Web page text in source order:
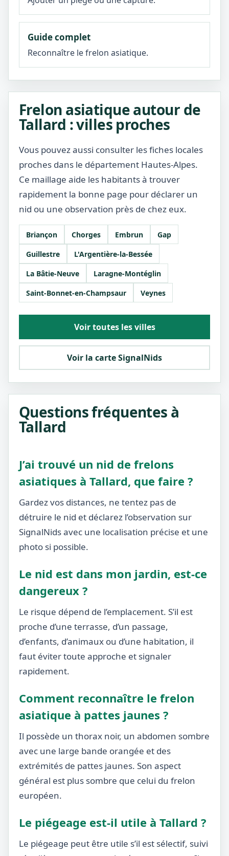
Guide complet
Reconnaître le frelon asiatique.
Frelon asiatique autour de
Tallard : villes proches
Vous pouvez aussi consulter les fiches locales
proches dans le département Hautes-Alpes.
Ce maillage aide les habitants à trouver
rapidement la bonne page pour déclarer un
nid ou une observation près de chez eux.
Briançon Chorges Embrun
Gap
Guillestre
L'Argentière-la-Bessée
La Bâtie-Neuve
Laragne-Montéglin
Saint-Bonnet-en-Champsaur
Veynes
Voir toutes les villes
Voir la carte SignalNids
Questions fréquentes à
Tallard
J’ai trouvé un nid de frelons
asiatiques à Tallard, que faire ?
Gardez vos distances, ne tentez pas de
détruire le nid et déclarez l’observation sur
SignalNids avec une localisation précise et une
photo si possible.
Le nid est dans mon jardin, est-ce
dangereux ?
Le risque dépend de l’emplacement. S’il est
proche d’une terrasse, d’un passage,
d’enfants, d’animaux ou d’une habitation, il
faut éviter toute approche et signaler
rapidement.
Comment reconnaître le frelon
asiatique à pattes jaunes ?
Il possède un thorax noir, un abdomen sombre
avec une large bande orangée et des
extrémités de pattes jaunes. Son aspect
général est plus sombre que celui du frelon
européen.
Le piégeage est-il utile à Tallard ?
Le piégeage peut être utile s’il est sélectif, suivi